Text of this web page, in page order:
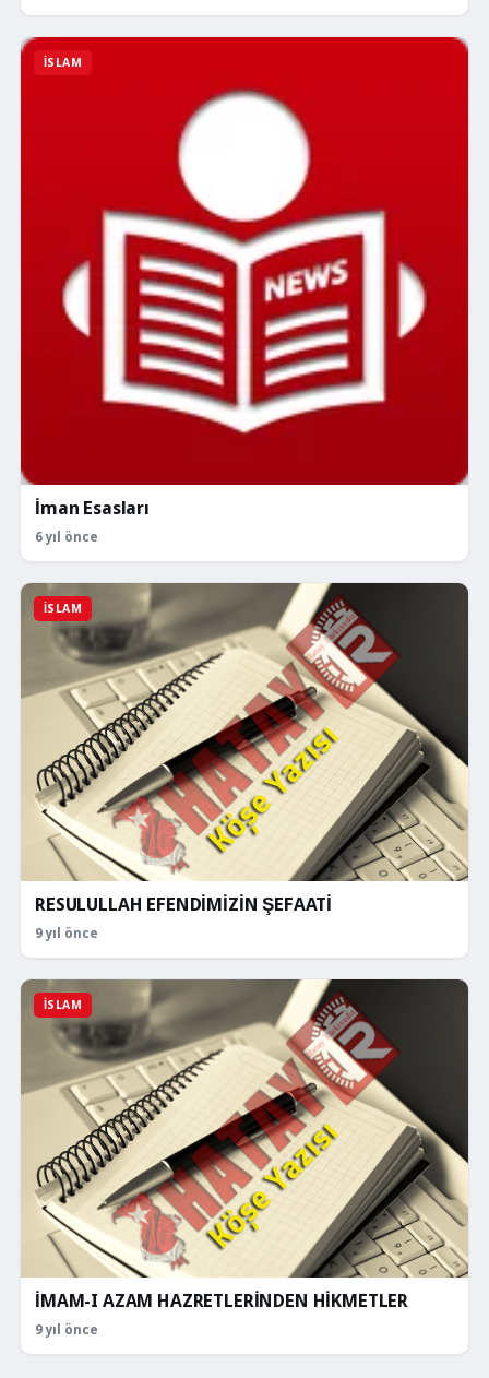
İSLAM
İman Esasları
6 yıl önce
İSLAM
RESULULLAH EFENDİMİZİN ŞEFAATİ
9 yıl önce
İSLAM
İMAM-I AZAM HAZRETLERİNDEN HİKMETLER
9 yıl önce